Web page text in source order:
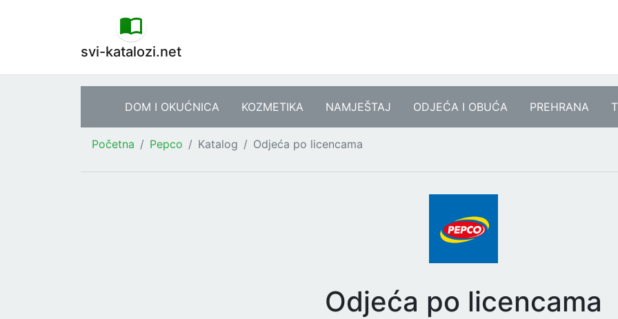
svi-katalozi.net
DOM I OKUĆNICA KOZMETIKA NAMJEŠTAJ ODJEĆA I OBUĆA PREHRANA
Početna Pepco Katalog Odjeća po licencama
Odjeća po licencama